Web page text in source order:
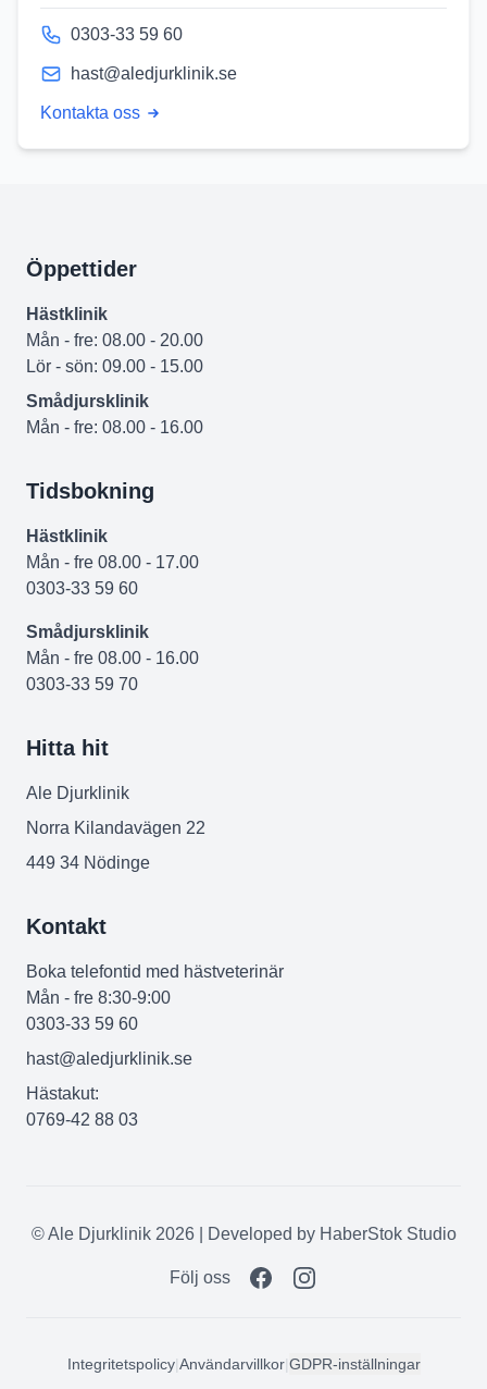
0303-33 59 60
hast@aledjurklinik.se
Kontakta oss
Öppettider
Hästklinik
Mån - fre: 08.00 - 20.00
Lör - sön: 09.00 - 15.00
Smådjursklinik
Mån - fre: 08.00 - 16.00
Tidsbokning
Hästklinik
Mån - fre 08.00 - 17.00
0303-33 59 60
Smådjursklinik
Mån - fre 08.00 - 16.00
0303-33 59 70
Hitta hit
Ale Djurklinik
Norra Kilandavägen 22
449 34 Nödinge
Kontakt
Boka telefontid med hästveterinär
Mån - fre 8:30-9:00
0303-33 59 60
hast@aledjurklinik.se
Hästakut:
0769-42 88 03
© Ale Djurklinik 2026 | Developed by HaberStok Studio
Följ oss
Integritetspolicy|Användarvillkor|GDPR-inställningar